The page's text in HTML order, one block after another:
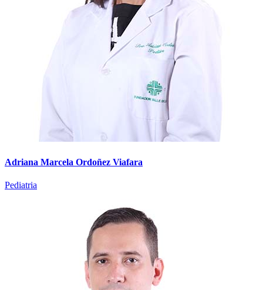
Adriana Marcela Ordoñez Viafara
Pediatria